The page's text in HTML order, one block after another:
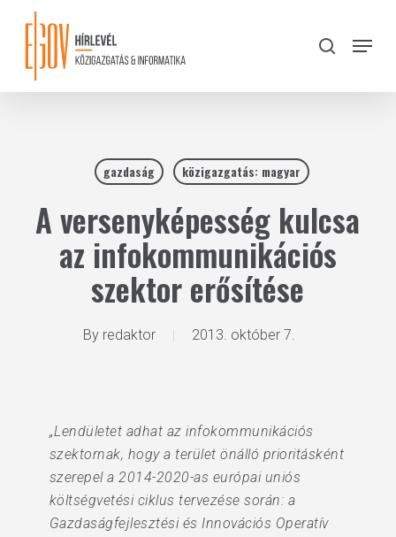
content
search
Menu
gazdaság közigazgatás: magyar
A versenyképesség kulcsa
az infokommunikációs
szektor erősítése
By redaktor 2013. október 7.
„Lendületet adhat az infokommunikációs
szektornak, hogy a terület önálló prioritásként
szerepel a 2014-2020-as európai uniós
költségvetési ciklus tervezése során: a
Gazdaságfejlesztési és Innovációs Operatív
Close